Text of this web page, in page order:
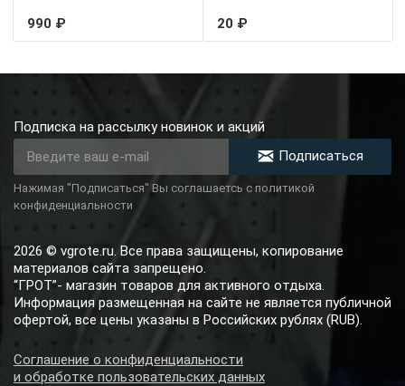
990 ₽ 20 ₽
Подписка на рассылку новинок и акций
Подписаться
Нажимая "Подписаться" Вы соглашаетсь с политикой
конфиденциальности
2026 © vgrote.ru. Все права защищены, копирование
материалов сайта запрещено.
“ГРОТ”- магазин товаров для активного отдыха.
Информация размещенная на сайте не является публичной
офертой, все цены указаны в Российских рублях (RUB).
Соглашение о конфиденциальности
и обработке пользовательских данных